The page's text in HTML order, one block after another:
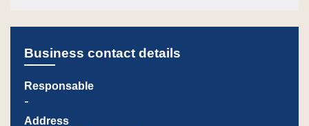
Business contact details
Responsable
-
Address